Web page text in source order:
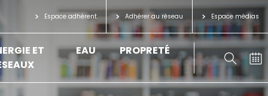
Espace adhérent Adhérer au réseau Espace médias
ET
EAU PROPRETÉ